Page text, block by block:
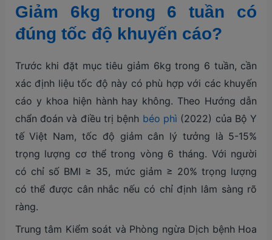
Giảm 6kg trong 6 tuần có
đúng tốc độ khuyến cáo?
Trước khi đặt mục tiêu giảm 6kg trong 6 tuần, cần
xác định liệu tốc độ này có phù hợp với các khuyến
cáo y khoa hiện hành hay không. Theo Hướng dẫn
chẩn đoán và điều trị bệnh béo phì (2022) của Bộ Y
tế Việt Nam, tốc độ giảm cân lý tưởng là 5-15%
trọng lượng cơ thể trong vòng 6 tháng. Với người
có chỉ số BMI ≥ 35, mức giảm ≥ 20% trọng lượng
có thể được cân nhắc nếu có chỉ định lâm sàng rõ
ràng.
Trung tâm Kiểm soát và Phòng ngừa Dịch bệnh Hoa